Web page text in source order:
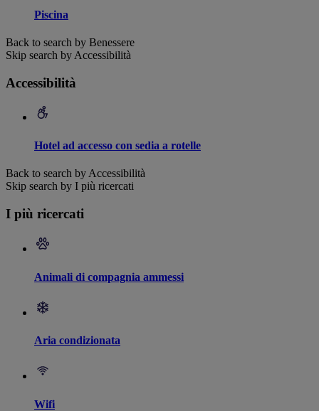
Piscina
Back to search by Benessere
Skip search by Accessibilità
Accessibilità
Hotel ad accesso con sedia a rotelle
Back to search by Accessibilità
Skip search by I più ricercati
I più ricercati
Animali di compagnia ammessi
Aria condizionata
Wifi